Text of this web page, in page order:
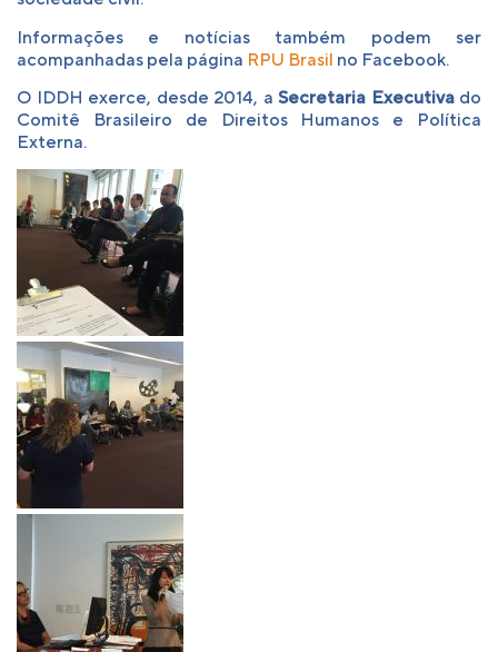
Informações e notícias também podem ser
acompanhadas pela página RPU Brasil no Facebook.
O IDDH exerce, desde 2014, a Secretaria Executivado
Comitê Brasileiro de Direitos Humanos e Política
Externa.